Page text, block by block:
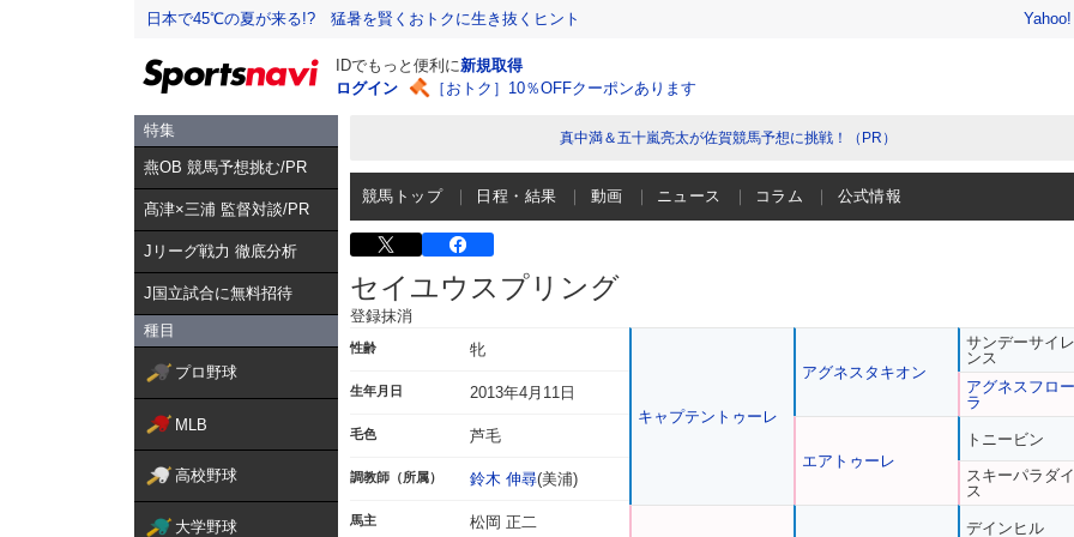
日本で45℃の夏が来る!? 猛暑を賢くおトクに生き抜くヒント
IDでもっと便利に新規取得
ログイン
［おトク］10％OFFクーポンあります
特集
燕OB 競馬予想挑む/PR
髙津×三浦 監督対談/PR
Jリーグ戦力 徹底分析
J国立試合に無料招待
種目
プロ野球
MLB
高校野球
大学野球
真中満＆五十嵐亮太が佐賀競馬予想に挑戦！（PR）
競馬トップ 日程・結果 動画 ニュース コラム 公式情報
セイユウスプリング
登録抹消
性齢 牝
生年月日 2013年4月11日
毛色 芦毛
調教師（所属） 鈴木 伸尋(美浦)
馬主 松岡 正二
キャプテントゥーレ
アグネスタキオン
エアトゥーレ
サンデーサイレ
ンス
アグネスフロー
ラ
トニービン
スキーパラダイ
ス
デインヒル